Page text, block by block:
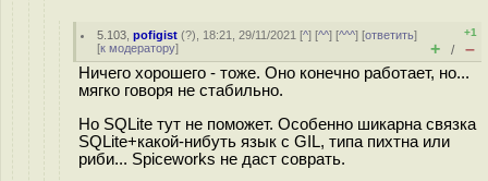
5.103 ,pofigist (?), 18:21, 29/11/2021 [^] [^^] [^^^] [ответить]
[к модератору]
+1
+ / –
Ничего хорошего - тоже. Оно конечно работает, но...
мягко говоря не стабильно.
Но SQLite тут не поможет. Особенно шикарна связка
SQLite+какой-нибуть язык с GIL, типа пихтна или
риби... Spiceworks не даст соврать.